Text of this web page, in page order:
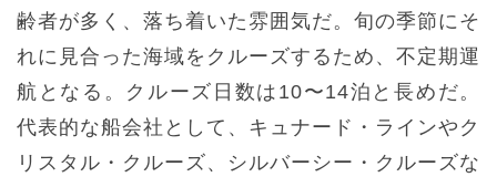
齢者が多く、落ち着いた雰囲気だ。旬の季節にそ
れに見合った海域をクルーズするため、不定期運
航となる。クルーズ日数は10〜14泊と長めだ。
代表的な船会社として、キュナード・ラインやク
リスタル・クルーズ、シルバーシー・クルーズな